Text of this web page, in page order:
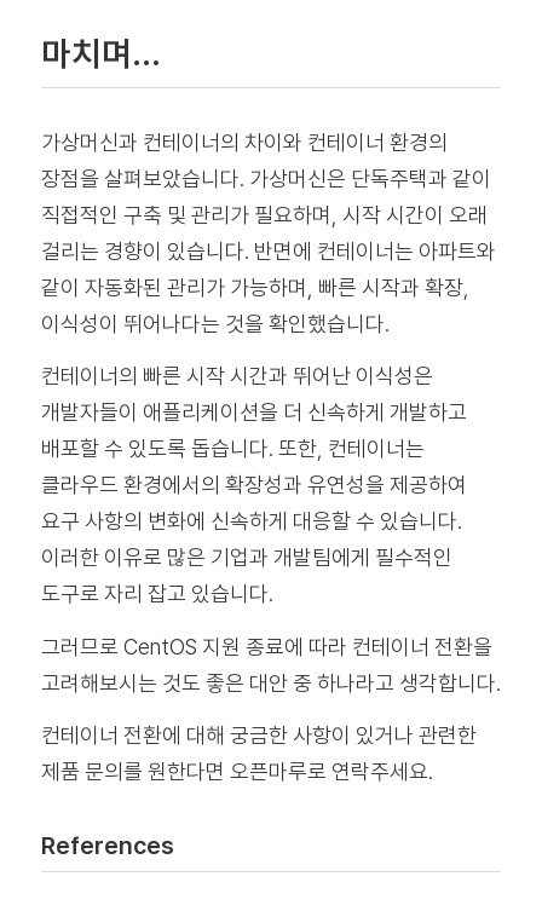
마치며…
가상머신과 컨테이너의 차이와 컨테이너 환경의
장점을 살펴보았습니다. 가상머신은 단독주택과 같이
직접적인 구축 및 관리가 필요하며, 시작 시간이 오래
걸리는 경향이 있습니다. 반면에 컨테이너는 아파트와
같이 자동화된 관리가 가능하며, 빠른 시작과 확장,
이식성이 뛰어나다는 것을 확인했습니다.
컨테이너의 빠른 시작 시간과 뛰어난 이식성은
개발자들이 애플리케이션을 더 신속하게 개발하고
배포할 수 있도록 돕습니다. 또한, 컨테이너는
클라우드 환경에서의 확장성과 유연성을 제공하여
요구 사항의 변화에 신속하게 대응할 수 있습니다.
이러한 이유로 많은 기업과 개발팀에게 필수적인
도구로 자리 잡고 있습니다.
그러므로 CentOS 지원 종료에 따라 컨테이너 전환을
고려해보시는 것도 좋은 대안 중 하나라고 생각합니다.
컨테이너 전환에 대해 궁금한 사항이 있거나 관련한
제품 문의를 원한다면 오픈마루로 연락주세요.
References